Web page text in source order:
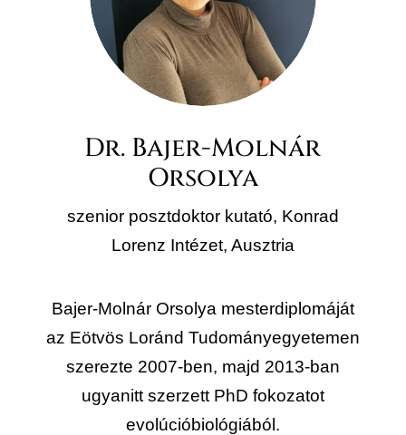
Dr. Bajer-Molnár
Orsolya
szenior posztdoktor kutató, Konrad
Lorenz Intézet, Ausztria
Bajer-Molnár Orsolya mesterdiplomáját
az Eötvös Loránd Tudományegyetemen
szerezte 2007-ben, majd 2013-ban
ugyanitt szerzett PhD fokozatot
evolúcióbiológiából.